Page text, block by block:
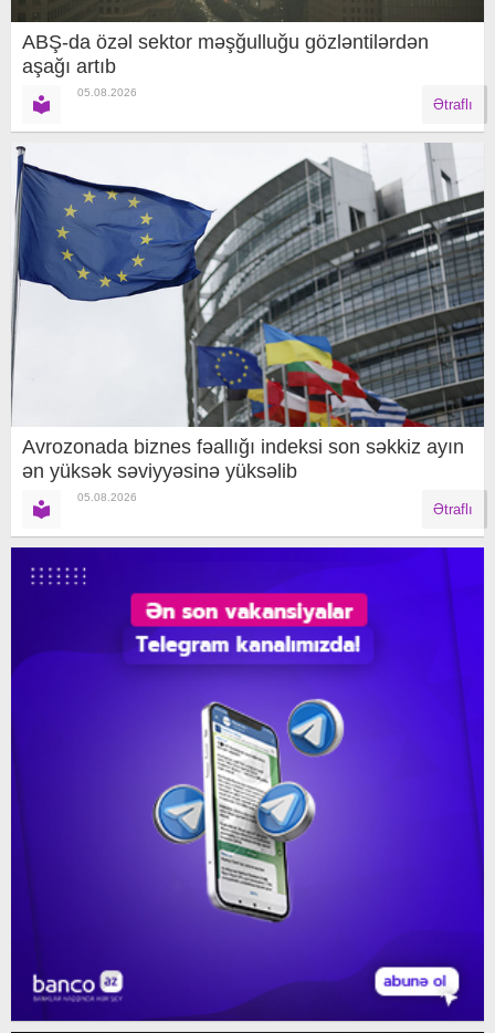
ABŞ-da özəl sektor məşğulluğu gözləntilərdən
aşağı artıb
05.08.2026
Ətraflı
Avrozonada biznes fəallığı indeksi son səkkiz ayın
ən yüksək səviyyəsinə yüksəlib
05.08.2026
Ətraflı